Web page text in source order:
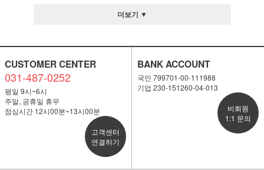
더보기 ▼
CUSTOMER CENTER
031-487-0252
평일 9시~6시
주말, 공휴일 휴무
점심시간 12시00분~13시00분
고객센터
연결하기
BANK ACCOUNT
국민 799701-00-111988
기업 230-151260-04-013
비회원
1:1 문의